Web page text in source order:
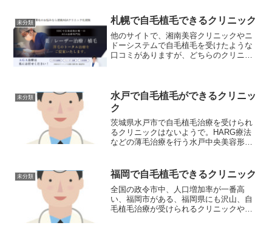
未分類 札幌で自毛植毛できるクリニック
他のサイトで、湘南美容クリニックやニ
ドーシステムで自毛植毛を受けたような
口コミがありますが、どちらのクリニッ
クの湘南美容クリニック札幌院になりま
す。湘南美容クリニック札幌院は、AGA
治療薬と、育毛メソセラピー治療のみに
なります。
未分類
水戸で自毛植毛ができるクリニッ
ク
茨城県水戸市で自毛植毛治療を受けられ
るクリニックはないようで。HARG療法
などの薄毛治療を行う水戸中央美容形成
した。
未分類 福岡で自毛植毛できるクリニック
全国の政令市中、人口増加率が一番高
い、福岡市がある、福岡県にも沢山、自
毛植毛治療が受けられるクリニックや病